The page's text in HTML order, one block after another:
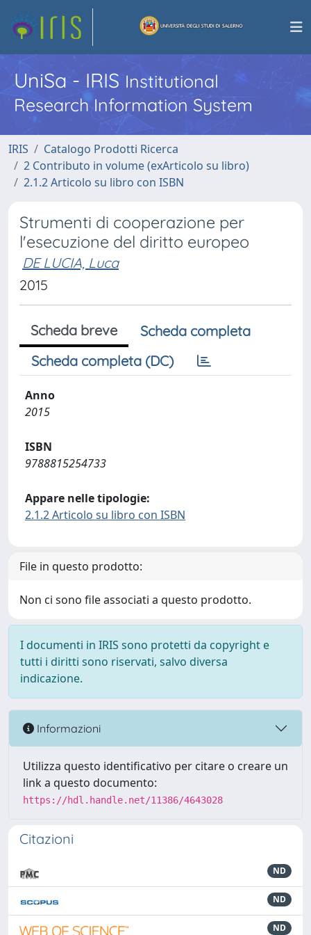
UniSa - IRISInstitutional
Research Information System
IRIS
Catalogo Prodotti Ricerca
2 Contributo in volume (exArticolo su libro)
2.1.2 Articolo su libro con ISBN
Strumenti di cooperazione per
l'esecuzione del diritto europeo
DE LUCIA, Luca
2015
Scheda breve
Scheda completa
Scheda completa (DC)
Anno
2015
ISBN
9788815254733
Appare nelle tipologie:
2.1.2 Articolo su libro con ISBN
File in questo prodotto:
Non ci sono file associati a questo prodotto.
I documenti in IRIS sono protetti da copyright e
tutti i diritti sono riservati, salvo diversa
indicazione.
Informazioni
Utilizza questo identificativo per citare o creare un
link a questo documento:
https://hdl.handle.net/11386/4643028
Citazioni
ND
ND
ND